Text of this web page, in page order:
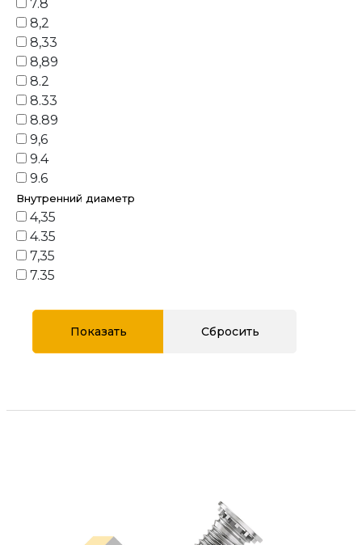
7.8
8,2
8,33
8,89
8.2
8.33
8.89
9,6
9.4
9.6
Внутренний диаметр
4,35
4.35
7,35
7.35